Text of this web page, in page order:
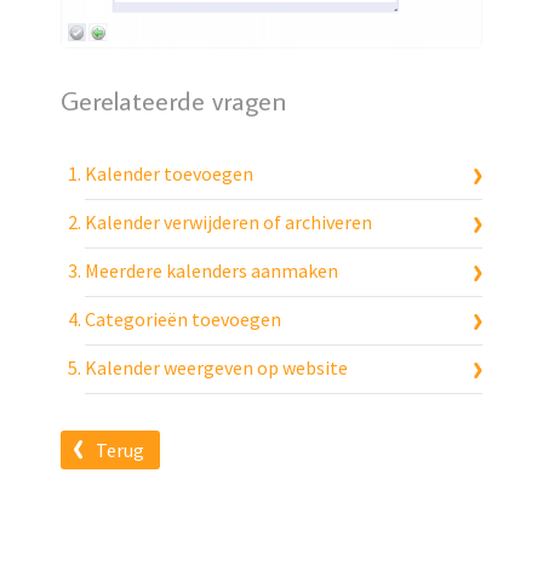
Gerelateerde vragen
Kalender toevoegen
Kalender verwijderen of archiveren
Meerdere kalenders aanmaken
Categorieën toevoegen
Kalender weergeven op website
Terug